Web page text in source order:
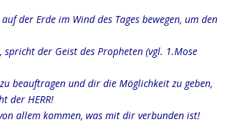
der Erde im Wind des Tages bewegen, um den
der Geist des Propheten (vgl. 1.Mose
beauftragen und dir die Möglichkeit zu geben,
der HERR!
allem kommen, was mit dir verbunden ist!